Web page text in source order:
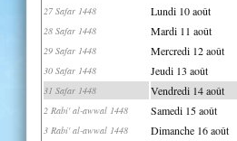
27 Safar 1448 Lundi 10 août
28 Safar 1448 Mardi 11 août
29 Safar 1448 Mercredi 12 août
30 Safar 1448 Jeudi 13 août
31 Safar 1448 Vendredi 14 août
2 Rabi' al-awwal 1448 Samedi 15 août
3 Rabi' al-awwal 1448 Dimanche 16 août